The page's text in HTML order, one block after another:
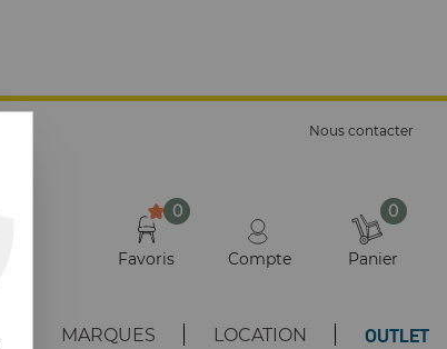
Nous contacter
0
Favoris Compte
0
Panier
MARQUES LOCATION OUTLET